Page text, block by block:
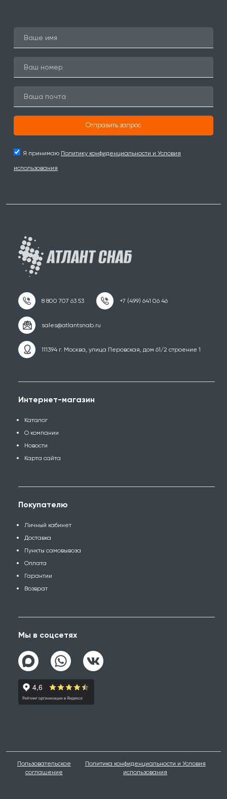
Отправить запрос
Я принимаю Политику конфиденциальности и Условия
использования
111394 г. Москва, улица Перовская, дом 61/2 строение 1
Интернет-магазин
Каталог
О компании
Новости
Карта сайта
Покупателю
Личный кабинет
Доставка
Пункты самовывоза
Оплата
Гарантии
Возврат
Мы в соцсетях
Пользовательское
соглашение
Политика конфиденциальности и Условия
использования